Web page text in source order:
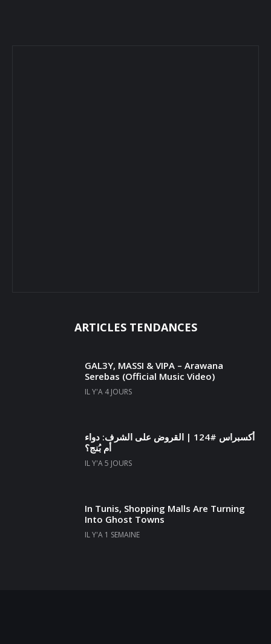
ARTICLES TENDANCES
GAL3Y, MASSI & VIPA – Arawana
Serebas (Official Music Video)
IL Y'A 4 JOURS
أكسبراس #124 | القروض على الشرف: دواء
أم بُنج؟
IL Y'A 5 JOURS
In Tunis, Shopping Malls Are Turning
Into Ghost Towns
IL Y'A 1 SEMAINE